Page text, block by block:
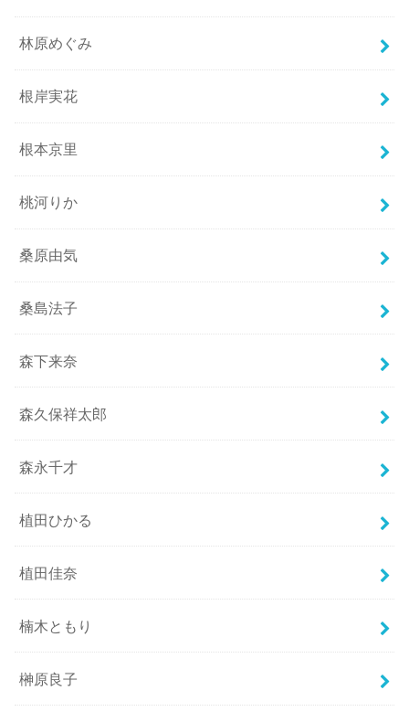
林原めぐみ
根岸実花
根本京里
桃河りか
桑原由気
桑島法子
森下来奈
森久保祥太郎
森永千才
植田ひかる
植田佳奈
楠木ともり
榊原良子